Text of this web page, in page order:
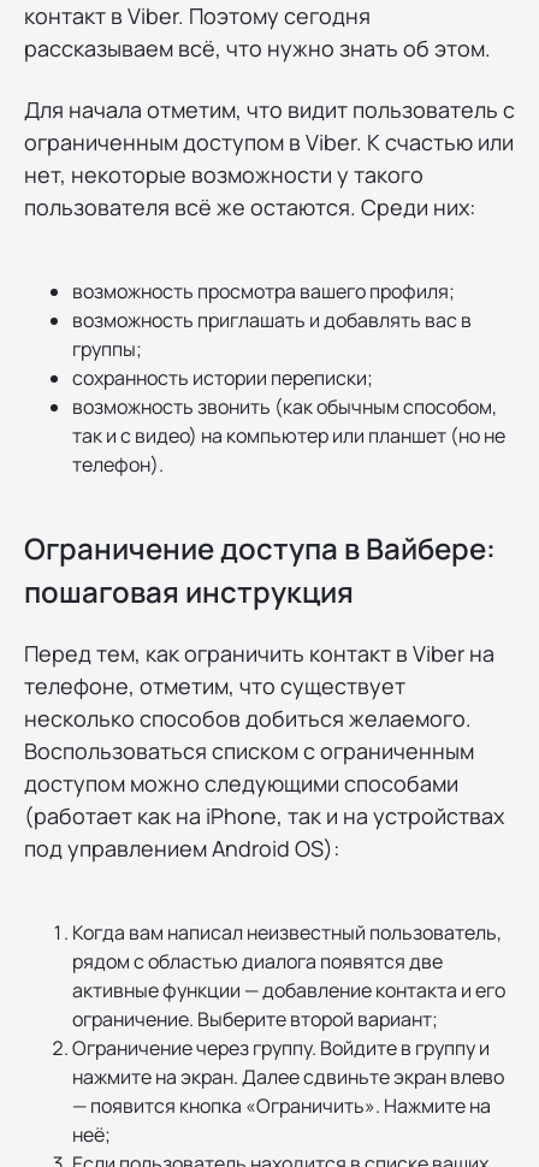
контакт в Viber. Поэтому сегодня
рассказываем всё, что нужно знать об этом.
Для начала отметим, что видит пользователь с
ограниченным доступом в Viber. К счастью или
нет, некоторые возможности у такого
пользователя всё же остаются. Среди них:
возможность просмотра вашего профиля;
возможность приглашать и добавлять вас в
группы;
сохранность истории переписки;
возможность звонить (как обычным способом,
так и с видео) на компьютер или планшет (но не
телефон).
Ограничение доступа в Вайбере:
пошаговая инструкция
Перед тем, как ограничить контакт в Viber на
телефоне, отметим, что существует
несколько способов добиться желаемого.
Воспользоваться списком с ограниченным
доступом можно следующими способами
(работает как на iPhone, так и на устройствах
под управлением Android OS):
Когда вам написал неизвестный пользователь,
рядом с областью диалога появятся две
активные функции — добавление контакта и его
ограничение. Выберите второй вариант;
Ограничение через группу. Войдите в группу и
нажмите на экран. Далее сдвиньте экран влево
— появится кнопка «Ограничить». Нажмите на
неё;